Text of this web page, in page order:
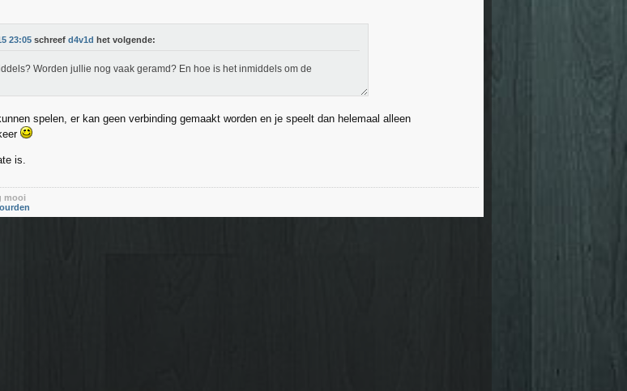
23:05 schreef d4v1d het volgende:
Worden jullie nog vaak geramd? En hoe is het inmiddels om de
spelen, er kan geen verbinding gemaakt worden en je speelt dan helemaal alleen
is.
mooi